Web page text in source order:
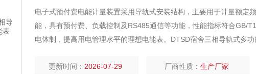
电子式预付费电能计量装置采用导轨式安装结构，主要用于计量额定
能，具有预付费、负载控制及RS485通信等功能，性能指标符合GB/
电体制，提高用电管理水平的理想电能表。DTSD宿舍三相导轨式多
更新时间： 2026-07-29 厂商性质：生产厂家